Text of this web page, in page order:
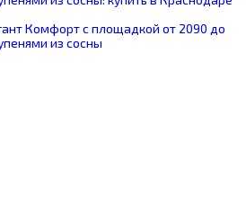
Комфорт с площадкой от 2090 до
из сосны